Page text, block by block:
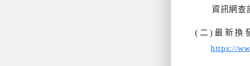
資訊網查
( 二) 最新換
https://